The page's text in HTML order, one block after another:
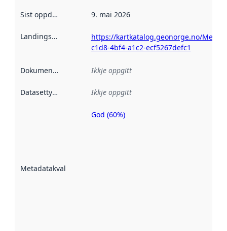
Sist oppdatert 9. mai 2026
Landingsside
https://kartkatalog.geonorge.no/
c1d8-4bf4-a1c2-ecf5267defc1
Dokumentasjon Ikkje oppgitt
Datasettype Ikkje oppgitt
Metadatakvalitet
Metadatakvalitet
God (60%)